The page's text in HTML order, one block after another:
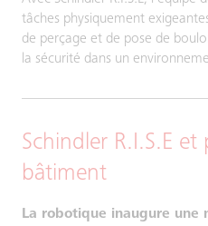
tâches physiquement
de perçage et de pose de
la sécurité dans un
Schindler R.I.S.E
bâtiment
La robotique inaugure une